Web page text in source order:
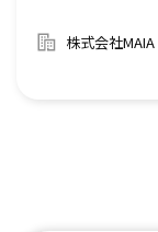
株式会社MAIA